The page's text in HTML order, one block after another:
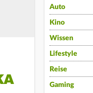
Auto
Kino
Wissen
Lifestyle
Reise
Gaming